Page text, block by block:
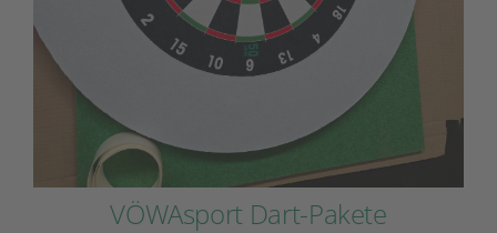
VÖWAsport Dart-Pakete